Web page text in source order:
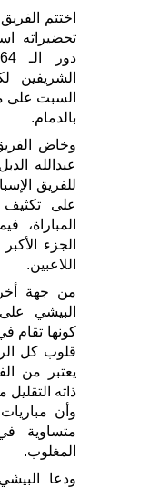
اختتم
تحضيراته
الشريفين
السبت على
بالدمام.
وخاض
عبدالله
للفريق
على تكثيف
المباراة،
الجزء
اللاعبين.
من جهة
البيشي
كونها تقام
قلوب كل
يعتبر من
ذاته
وأن
متساوية
المغلوب.
ودعا